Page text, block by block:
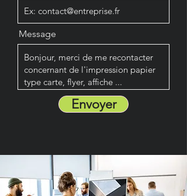
Message
Envoyer